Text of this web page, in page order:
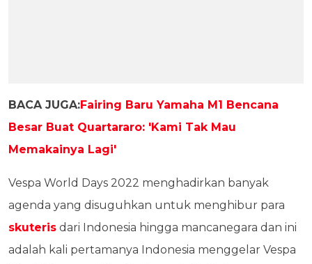
BACA JUGA:Fairing Baru Yamaha M1 Bencana
Besar Buat Quartararo: 'Kami Tak Mau
Memakainya Lagi'
Vespa World Days 2022 menghadirkan banyak
agenda yang disuguhkan untuk menghibur para
skuteris dari Indonesia hingga mancanegara dan ini
adalah kali pertamanya Indonesia menggelar Vespa